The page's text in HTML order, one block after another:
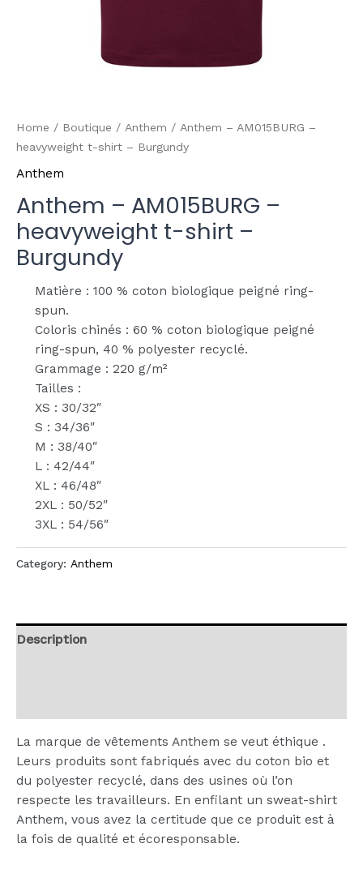
Home / Boutique / Anthem / Anthem – AM015BURG –
heavyweight t-shirt – Burgundy
Anthem
Anthem – AM015BURG –
heavyweight t-shirt –
Burgundy
Matière : 100 % coton biologique peigné ring-
spun.
Coloris chinés : 60 % coton biologique peigné
ring-spun, 40 % polyester recyclé.
Grammage : 220 g/m²
Tailles :
XS : 30/32″
S : 34/36″
M : 38/40″
L : 42/44″
XL : 46/48″
2XL : 50/52″
3XL : 54/56″
Category: Anthem
Description
La marque de vêtements Anthem se veut éthique .
Leurs produits sont fabriqués avec du coton bio et
du polyester recyclé, dans des usines où l’on
respecte les travailleurs. En enfilant un sweat-shirt
Anthem, vous avez la certitude que ce produit est à
la fois de qualité et écoresponsable.